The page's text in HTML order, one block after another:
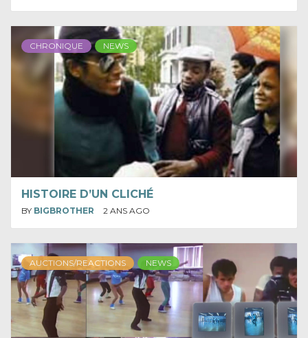
CHRONIQUE NEWS
HISTOIRE D’UN CLICHÉ
BY BIGBROTHER 2 ANS AGO
AUCTIONS/REACTIONS NEWS